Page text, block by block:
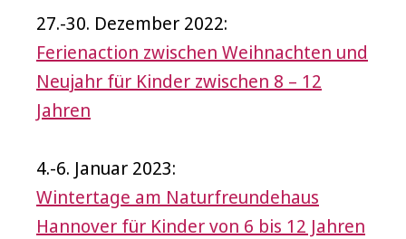
27.-30. Dezember 2022:
Ferienaction zwischen Weihnachten und
Neujahr für Kinder zwischen 8 – 12
Jahren
4.-6. Januar 2023:
Wintertage am Naturfreundehaus
Hannover für Kinder von 6 bis 12 Jahren